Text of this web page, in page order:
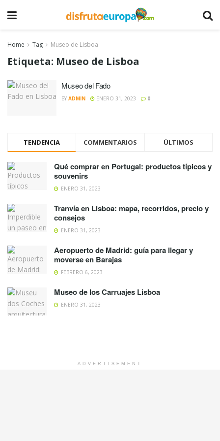
Home Tag Museo de Lisboa
Etiqueta: Museo de Lisboa
Museo del Fado
BY ADMIN ENERO 31, 2023 0
TENDENCIA COMMENTARIOS ÚLTIMOS
Qué comprar en Portugal: productos típicos y
souvenirs
ENERO 31, 2023
Tranvía en Lisboa: mapa, recorridos, precio y
consejos
ENERO 31, 2023
Aeropuerto de Madrid: guía para llegar y
moverse en Barajas
FEBRERO 6, 2023
Museo de los Carruajes Lisboa
ENERO 31, 2023
ADVERTISEMENT